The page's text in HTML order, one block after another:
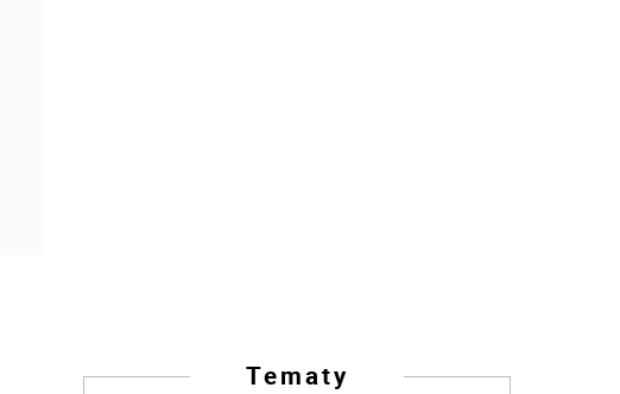
Tematy